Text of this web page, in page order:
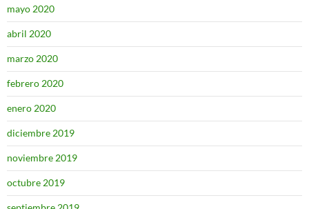
mayo 2020
abril 2020
marzo 2020
febrero 2020
enero 2020
diciembre 2019
noviembre 2019
octubre 2019